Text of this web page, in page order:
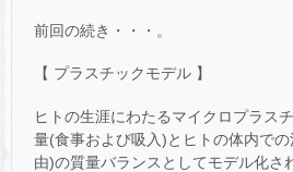
前回の続き・・・。
【 プラスチックモデル 】
ヒトの生涯にわたるマイクロプラス
量(食事および吸入)とヒトの体内で
由)の質量バランスとしてモデル化さ